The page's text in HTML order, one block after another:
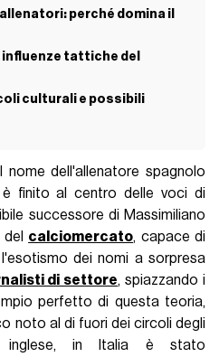
perché domina il
influenze tattiche del
culturali e possibili
nome dell'allenatore spagnolo
è finito al centro delle voci di
successore di Massimiliano
calciomercato, capace di
dei nomi a sorpresa
di settore, spiazzando i
perfetto di questa teoria,
noto al di fuori dei circoli degli
inglese, in Italia è stato